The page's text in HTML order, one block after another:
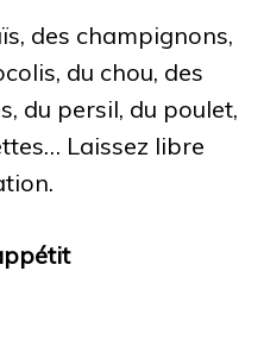
des champignons,
du chou, des
du persil, du poulet,
Laissez libre